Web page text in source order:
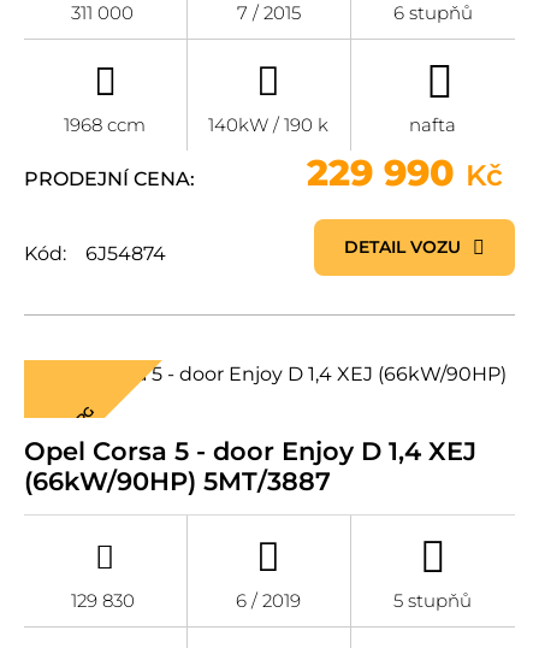
311 000 7 / 2015 6 stupňů
1968 ccm 140kW / 190 k nafta
PRODEJNÍ CENA: 229 990 Kč
Kód: 6J54874 DETAIL VOZU
LPG
Opel Corsa 5 - door Enjoy D 1,4 XEJ
(66kW/90HP) 5MT/3887
129 830 6 / 2019 5 stupňů